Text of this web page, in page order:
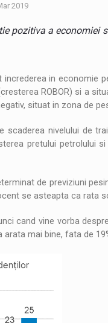
pentru comanda intr-o
2019
pozitiva a economiei
in economie
ROBOR) si a
situat in zona de
scaderea nivelului de
pretului petrolului
de previziuni
se asteapta ca rata
cand vine vorba
mai bine, fata de